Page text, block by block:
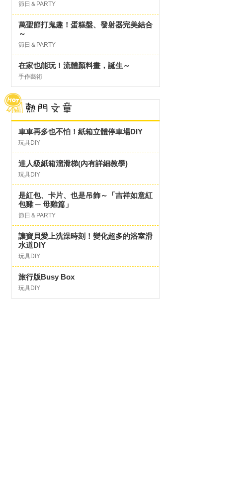
節日＆PARTY
萬聖節打鬼趣！蛋糕盤、發射器完美結合
～
節日＆PARTY
在家也能玩！流體顏料畫，誕生～
手作藝術
車車再多也不怕！紙箱立體停車場DIY
玩具DIY
達人級紙箱溜滑梯(內有詳細教學)
玩具DIY
是紅包、卡片、也是吊飾～「吉祥如意紅
包雞 ─ 母雞篇」
節日＆PARTY
讓寶貝愛上洗澡時刻！變化超多的浴室滑
水道DIY
玩具DIY
旅行版Busy Box
玩具DIY